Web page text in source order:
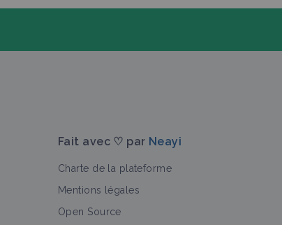
Fait avec ♡ par Neayi
Charte de la plateforme
Mentions légales
Open Source